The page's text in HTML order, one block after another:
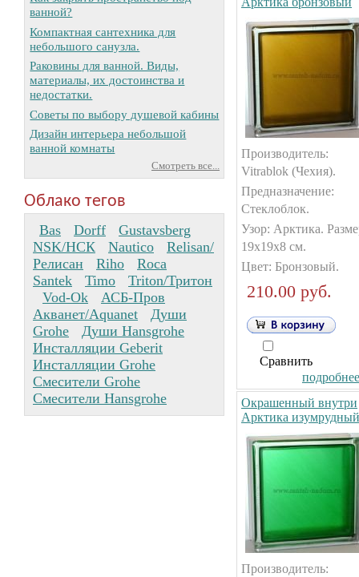
ванной?
Компактная сантехника для
небольшого санузла.
Раковины для ванной. Виды,
материалы, их достоинства и
недостатки.
Советы по выбору душевой кабины
Дизайн интерьера небольшой
ванной комнаты
Смотреть все...
Облако тегов
Bas Dorff
Gustavsberg
NSK/НСК
Nautico
Relisan/
Релисан
Riho
Roca
Santek
Timo
Triton/Тритон
Vod-Ok
АСБ-Пров
Акванет/Aquanet
Души
Grohe
Души Hansgrohe
Инсталляции Geberit
Инсталляции Grohe
Смесители Grohe
Смесители Hansgrohe
Производитель:
Vitrablok (Чехия).
Предназначение:
Стеклоблок.
Узор: Арктика.
19х19х8 см.
Цвет: Бронзовый.
210.00 руб.
Сравнить
Окрашенный внутри
Арктика изумрудный
Производитель: